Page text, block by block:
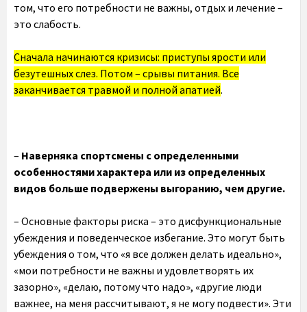
том, что его потребности не важны, отдых и лечение –
это слабость.
Сначала начинаются кризисы: приступы ярости или
безутешных слез. Потом – срывы питания. Все
заканчивается травмой и полной апатией.
– Наверняка спортсмены с определенными
особенностями характера или из определенных
видов больше подвержены выгоранию, чем другие.
– Основные факторы риска – это дисфункциональные
убеждения и поведенческое избегание. Это могут быть
убеждения о том, что «я все должен делать идеально»,
«мои потребности не важны и удовлетворять их
зазорно», «делаю, потому что надо», «другие люди
важнее, на меня рассчитывают, я не могу подвести». Эти